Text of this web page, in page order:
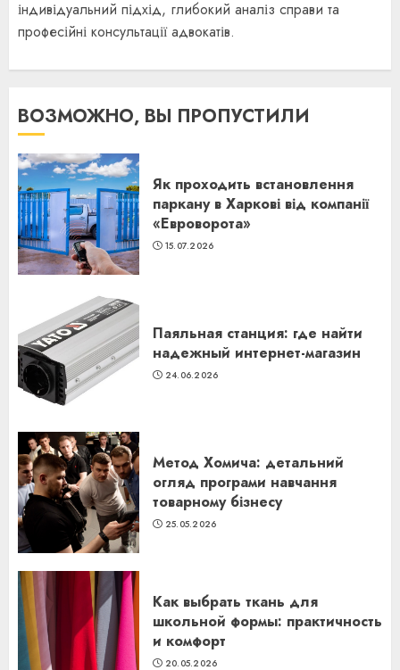
індивідуальний підхід, глибокий аналіз справи та
професійні консультації адвокатів.
ВОЗМОЖНО, ВЫ ПРОПУСТИЛИ
Як проходить встановлення
паркану в Харкові від компанії
«Евроворота»
15.07.2026
Паяльная станция: где найти
надежный интернет-магазин
24.06.2026
Метод Хомича: детальний
огляд програми навчання
товарному бізнесу
25.05.2026
Как выбрать ткань для
школьной формы: практичность
и комфорт
20.05.2026